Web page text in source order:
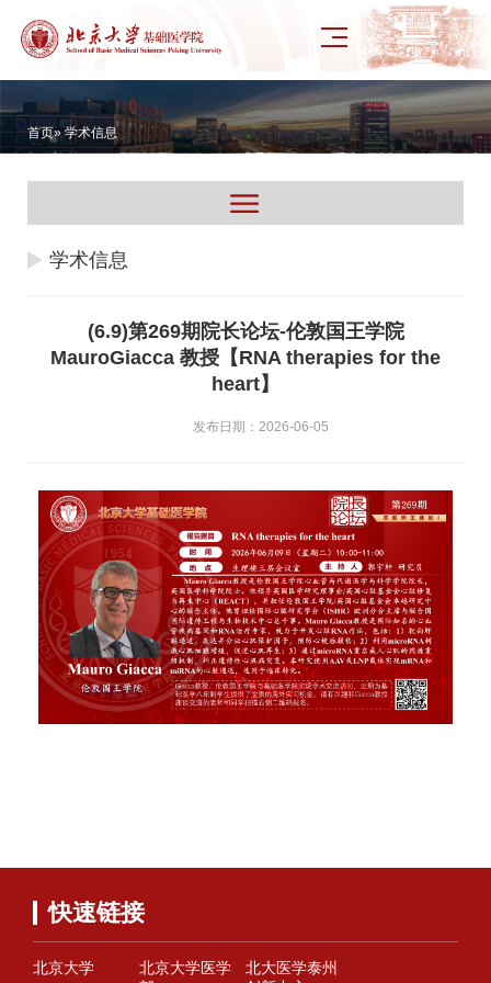
首页» 学术信息
学术信息
(6.9)第269期院长论坛-伦敦国王学院
MauroGiacca 教授【RNA therapies for the
heart】
发布日期：2026-06-05
快速链接
北京大学
北京大学医学
北大医学泰州